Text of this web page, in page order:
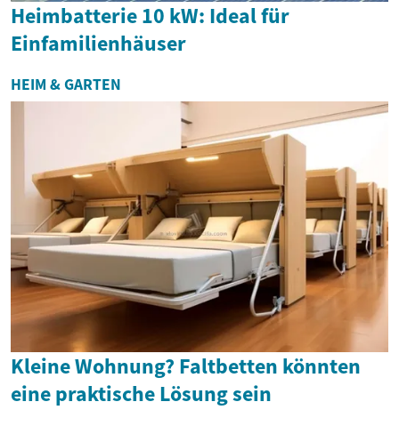
Heimbatterie 10 kW: Ideal für
Einfamilienhäuser
HEIM & GARTEN
Kleine Wohnung? Faltbetten könnten
eine praktische Lösung sein